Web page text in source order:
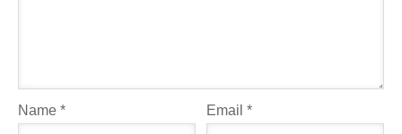
Name * Email*